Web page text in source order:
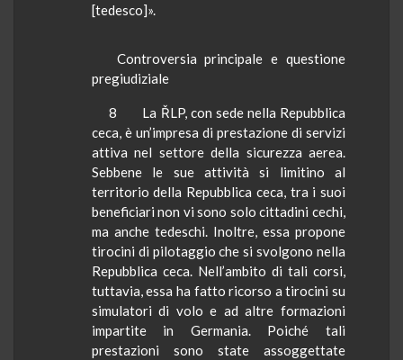
[tedesco]».
Controversia principale e questione
pregiudiziale
8
La ŘLP, con sede nella Repubblica
ceca, è un’impresa di prestazione di servizi
attiva nel settore della sicurezza aerea.
Sebbene le sue attività si limitino al
territorio della Repubblica ceca, tra i suoi
beneficiari non vi sono solo cittadini cechi,
ma anche tedeschi. Inoltre, essa propone
tirocini di pilotaggio che si svolgono nella
Repubblica ceca. Nell’ambito di tali corsi,
tuttavia, essa ha fatto ricorso a tirocini su
simulatori di volo e ad altre formazioni
impartite in Germania. Poiché tali
prestazioni sono state assoggettate